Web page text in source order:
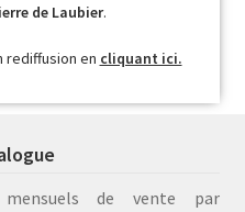
de Laubier.
rediffusion en cliquant ici.
mensuels de vente par